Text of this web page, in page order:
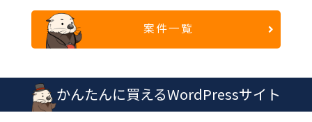
案件一覧
かんたんに買えるWordPressサイト